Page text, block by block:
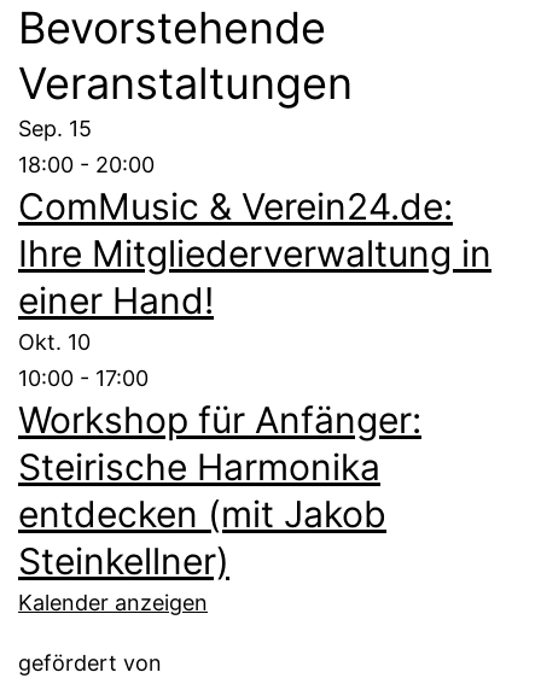
Bevorstehende
Veranstaltungen
Sep. 15
18:00 - 20:00
ComMusic & Verein24.de:
Ihre Mitgliederverwaltung in
einer Hand!
Okt. 10
10:00 - 17:00
Workshop für Anfänger:
Steirische Harmonika
entdecken (mit Jakob
Steinkellner)
Kalender anzeigen
gefördert von